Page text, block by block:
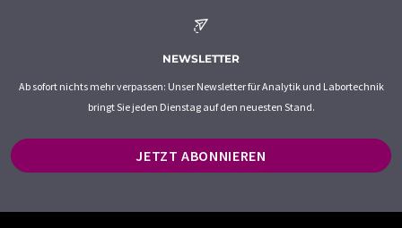
NEWSLETTER
Ab sofort nichts mehr verpassen: Unser Newsletter für Analytik und Labortechnik
bringt Sie jeden Dienstag auf den neuesten Stand.
JETZT ABONNIEREN